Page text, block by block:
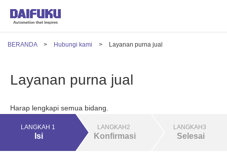
BERANDA Hubungi kami Layanan purna jual
Layanan purna jual
Harap lengkapi semua bidang.
LANGKAH 1
Isi
LANGKAH2
Konfirmasi
LANGKAH3
Selesai